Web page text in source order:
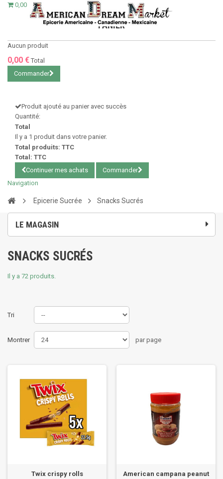
0,00 €
PANIER
Aucun produit
0,00 € Total
Commander
Produit ajouté au panier avec succès
Quantité:
Total
Il y a 1 produit dans votre panier.
Total produits: TTC
Total: TTC
Continuer mes achats
Commander
Navigation
Epicerie Sucrée Snacks Sucrés
LE MAGASIN
SNACKS SUCRÉS
Il y a 72 produits.
Tri
Montrer par page
Twix crispy rolls
American campana peanut